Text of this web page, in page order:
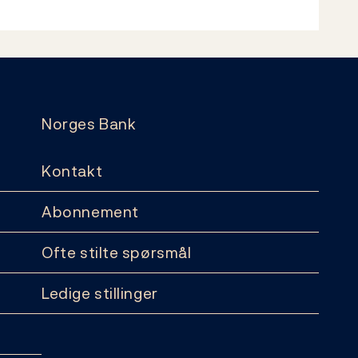
Norges Bank
Kontakt
Abonnement
Ofte stilte spørsmål
Ledige stillinger